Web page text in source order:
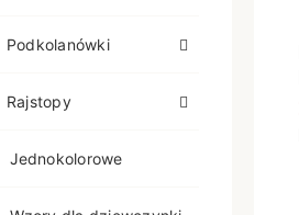
Podkolanówki
Rajstopy
Jednokolorowe